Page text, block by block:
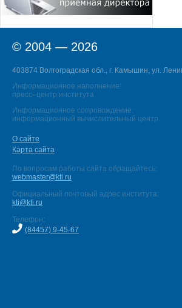
© 2004 — 2026
403874 Волгоградская обл., г. Камышин, ул.
Информационное наполнение:
пресс–центр института
Информационное сопровождение:
информационный вычислительный центр
О сайте
Карта сайта
По вопросам работы сайта обращайтесь:
webmaster@kti.ru
Официальный почтовый адрес института:
kti@kti.ru
Телефон:
(84457) 9-45-67